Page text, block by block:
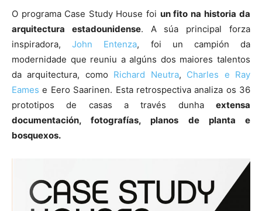
O programa Case Study House foi un fito na historia da
arquitectura estadounidense. A súa principal forza
inspiradora,John Entenza, foi un campión da
modernidade que reuniu a algúns dos maiores talentos
da arquitectura, como Richard Neutra, Charles e Ray
Eames e Eero Saarinen. Esta retrospectiva analiza os 36
prototipos de casas a través dunha extensa
documentación, fotografías, planos de planta e
bosquexos.